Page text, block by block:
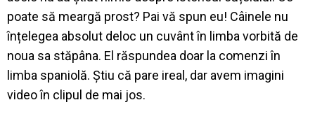
poate să meargă prost? Pai vă spun eu! Câinele nu
înțelegea absolut deloc un cuvânt în limba vorbită de
noua sa stăpâna. El răspundea doar la comenzi în
limba spaniolă. Știu că pare ireal, dar avem imagini
video în clipul de mai jos.